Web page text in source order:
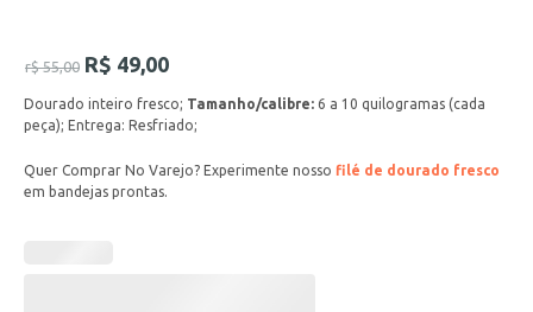
r$55,00 R$ 49,00
Dourado inteiro fresco; Tamanho/calibre: 6 a 10 quilogramas (cada
peça); Entrega: Resfriado;
Quer Comprar No Varejo? Experimente nosso filé de dourado fresco
em bandejas prontas.